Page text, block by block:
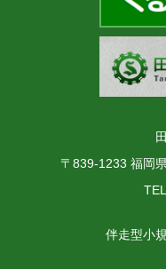
〒839-1233 福岡
伴走型小